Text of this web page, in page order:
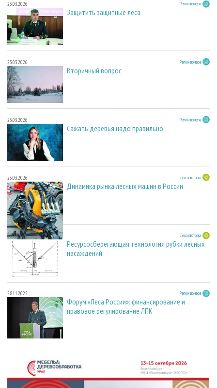
23.03.2026 Регион номера
Защитить защитные леса
23.03.2026 Регион номера
Вторичный вопрос
23.03.2026 Регион номера
Сажать деревья надо правильно
23.03.2026 Лесозаготовка
Динамика рынка лесных машин в России
23.03.2026 Лесозаготовка
Ресурсосберегающая технология рубки лесных
насаждений
28.11.2025 Регион номера
Форум «Леса России»: финансирование и
правовое регулирование ЛПК